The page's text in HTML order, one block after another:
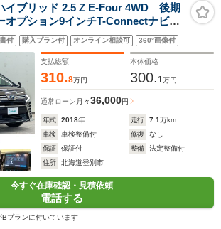
ブリッド 2.5 Z E-Four 4WD 後期
オプション9インチT-Connectナビ
ドア セーフティセンス プリクラ
ーダークルコン クリアランソソ
ー ETC ドライブレコー
付 購入プラン付 オンライン相談可 360°画像付
支払総額
310.8万円
本体価格
300. 1万円
通常ローン 月々36,000円
年式 2018年 走行 7.1万km
車検
車検整備付 修復
なし
保証
保証付 整備
法定整備付
住所
北海道登別市
今すぐ在庫確認・見積依頼
電話する
プランに付いています